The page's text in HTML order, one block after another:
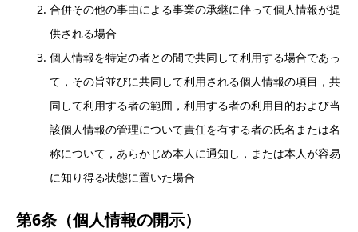
合併その他の事由による事業の承継に伴って個人情報が提
供される場合
個人情報を特定の者との間で共同して利用する場合であっ
て，その旨並びに共同して利用される個人情報の項目，共
同して利用する者の範囲，利用する者の利用目的および当
該個人情報の管理について責任を有する者の氏名または名
称について，あらかじめ本人に通知し，または本人が容易
に知り得る状態に置いた場合
第6条（個人情報の開示）